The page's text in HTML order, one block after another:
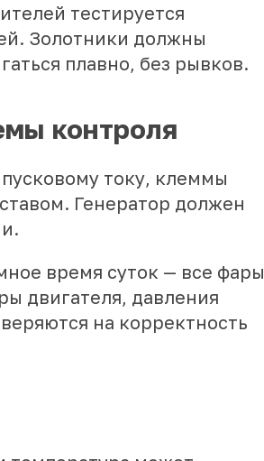
тестируется
Золотники должны
плавно, без рывков.
контроля
току, клеммы
Генератор должен
время суток — все фары
двигателя, давления
на корректность